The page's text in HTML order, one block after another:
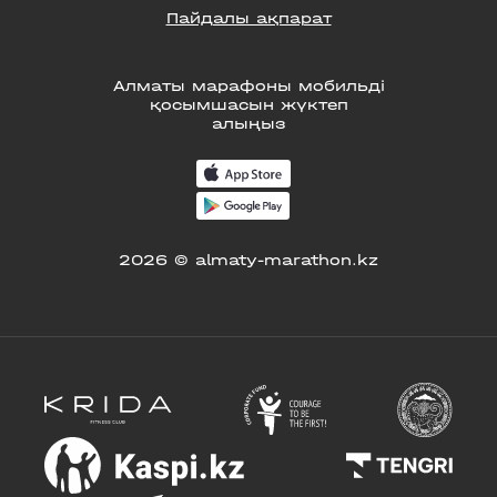
Алматы марафоны мобильді
қосымшасын жүктеп
алыңыз
2026 © almaty-marathon.kz
Пайдалы ақпарат